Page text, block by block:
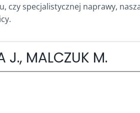
czy specjalistycznej naprawy,
J., MALCZUK M.